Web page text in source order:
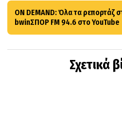
ON DEMAND: Όλα τα ρεπορτάζ
bwinΣΠΟΡ FM 94.6 στο YouTube
Σχετικά